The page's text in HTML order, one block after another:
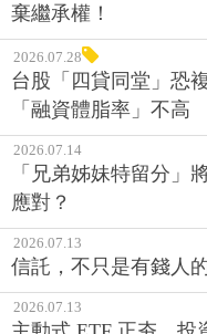
棄繼承權！
2026.07.28
台股「四貸同堂」恐
「融資體脂率」不高
2026.07.14
「兄弟姊妹特留分」
應對？
2026.07.13
信託，不只是有錢人
2026.07.13